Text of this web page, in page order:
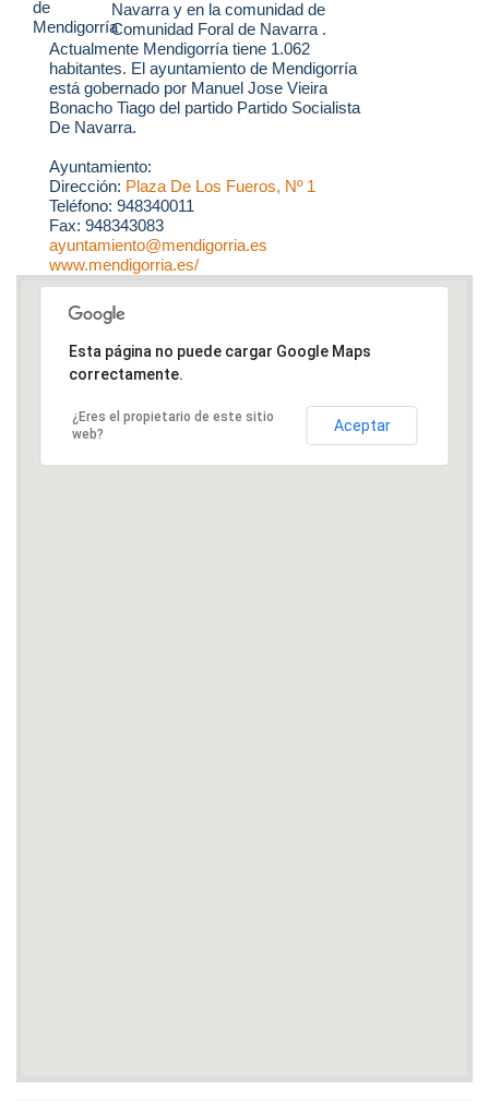
Navarra y en la comunidad de
Comunidad Foral de Navarra .
Actualmente Mendigorría tiene 1.062
habitantes. El ayuntamiento de Mendigorría
está gobernado por Manuel Jose Vieira
Bonacho Tiago del partido Partido Socialista
De Navarra.
Ayuntamiento:
Dirección: Plaza De Los Fueros, Nº 1
Teléfono: 948340011
Fax: 948343083
ayuntamiento@mendigorria.es
www.mendigorria.es/
Esta página no puede cargar Google Maps
correctamente.
¿Eres el propietario de este sitio
web?
Aceptar